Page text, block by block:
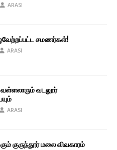
ARASI
சமணர்கள்!
ARASI
வள்ளலாரும் வடலூர்
ARASI
குருந்தூர் மலை விவகாரம்